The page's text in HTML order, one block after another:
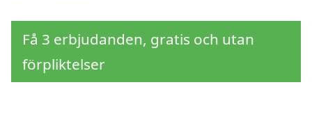
Få 3 erbjudanden, gratis och utan
förpliktelser